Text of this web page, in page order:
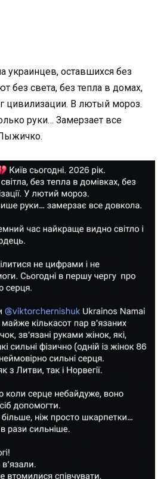
украинцев, оставшихся без
без света, без тепла в домах,
цивилизации. В лютый мороз.
руки… Замерзает все